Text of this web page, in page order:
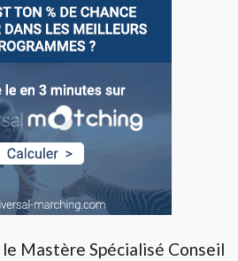
Mastère Spécialisé Conseil